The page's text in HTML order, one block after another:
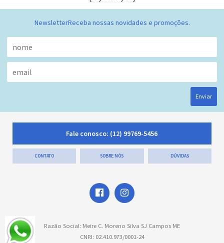
NewsletterReceba nossas novidades e promoções.
Enviar
Fale conosco: (12) 99769-5456
CONTATO SOBRE NÓS DÚVIDAS
Razão Social: Meire C. Moreno Silva SJ Campos ME
CNPJ: 02.410.973/0001-24